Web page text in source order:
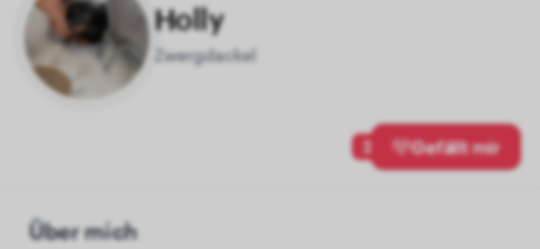
Holly
Zwergdackel
2 Gefällt mir
Über mich